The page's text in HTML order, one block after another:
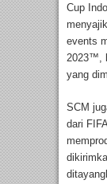
Cup
events
2023™,
yang
SCM
dari